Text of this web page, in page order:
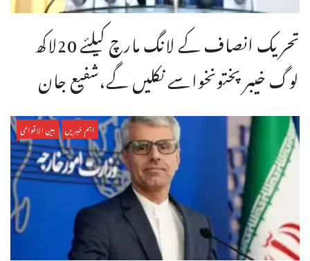
تحریک انصاف کے لانگ مارچ کیلئے 20لاکھ
لوگ خیبر پختونخواسے نکلیں گے،شفیع جان
اہم خبریں بین الاقوامی